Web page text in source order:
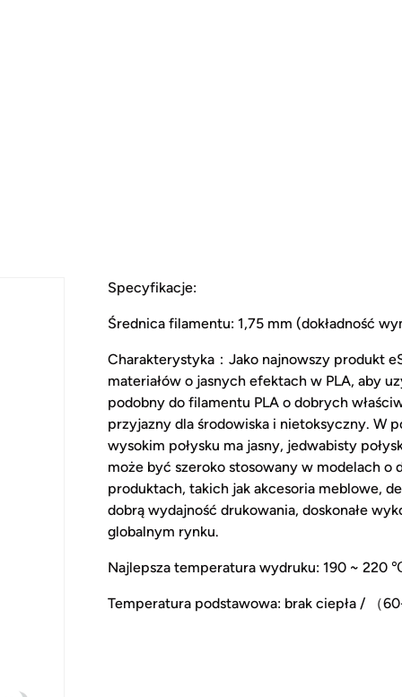
Specyfikacje:
Średnica filamentu: 1,75 mm (dokładność
Charakterystyka：Jako najnowszy produkt
materiałów o jasnych efektach w PLA, aby
podobny do filamentu PLA o dobrych
przyjazny dla środowiska i nietoksyczny. W
wysokim połysku ma jasny, jedwabisty
może być szeroko stosowany w modelach
produktach, takich jak akcesoria meblowe,
dobrą wydajność drukowania, doskonałe
globalnym rynku.
Najlepsza temperatura wydruku: 190 ~ 220
Temperatura podstawowa: brak ciepła / （